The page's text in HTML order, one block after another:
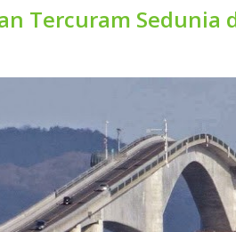
Tercuram Sedunia